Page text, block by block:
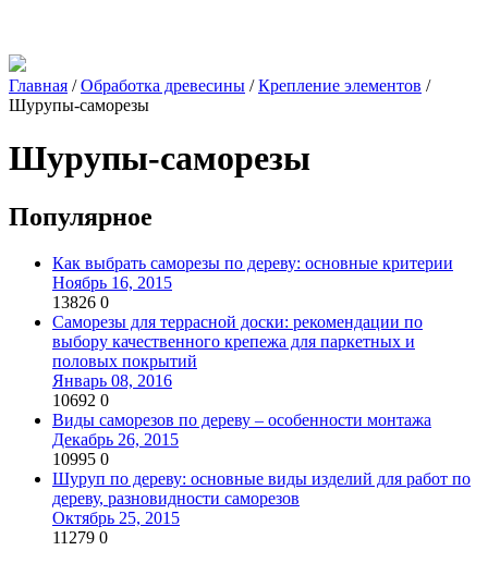
Главная /Обработка древесины /Крепление элементов /
Шурупы-саморезы
Шурупы-саморезы
Популярное
Как выбрать саморезы по дереву: основные критерии
Ноябрь 16, 2015
13826 0
Саморезы для террасной доски: рекомендации по
выбору качественного крепежа для паркетных и
половых покрытий
Январь 08, 2016
10692 0
Виды саморезов по дереву – особенности монтажа
Декабрь 26, 2015
10995 0
Шуруп по дереву: основные виды изделий для работ по
дереву, разновидности саморезов
Октябрь 25, 2015
11279 0